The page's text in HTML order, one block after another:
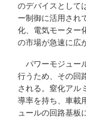
のデバイスとして
ー制御に活用され
化、電気モーター
の市場が急速に広
パワーモジュー
行うため、その回
される。窒化アル
導率を持ち、車載
ュールの回路基板